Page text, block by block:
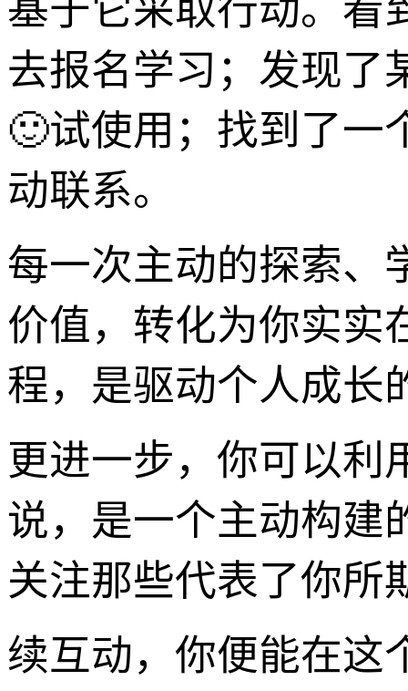
基于它采取行动。看
去报名学习；发现了
🙂试使用；找到了一
动联系。
每一次主动的探索、
价值，转化为你实实
程，是驱动个人成长
更进一步，你可以利
说，是一个主动构建
关注那些代表了你所
续互动，你便能在这